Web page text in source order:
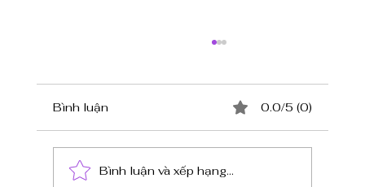
Bình luận 0.0/5 (0)
Bình luận và xếp hạng...